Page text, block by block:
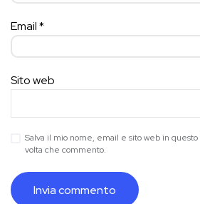
Email*
Sito web
Salva il mio nome, email e sito web in questo
volta che commento.